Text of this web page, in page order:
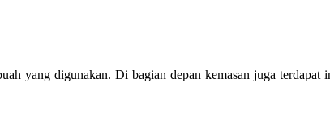
yang digunakan. Di bagian depan kemasan juga